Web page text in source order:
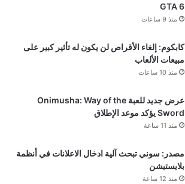
GTA 6
منذ 9 ساعات
كابكوم: إلغاء الأقراص لن يكون له تأثير كبير على
مبيعات الألعاب
منذ 10 ساعات
عرض جديد للعبة Onimusha: Way of the
Sword يؤكد موعد الإطلاق
منذ 11 ساعة
مصدر: سوني تبحث آلية ادخال الاعلانات في أنظمة
بلايستيشن
منذ 12 ساعة